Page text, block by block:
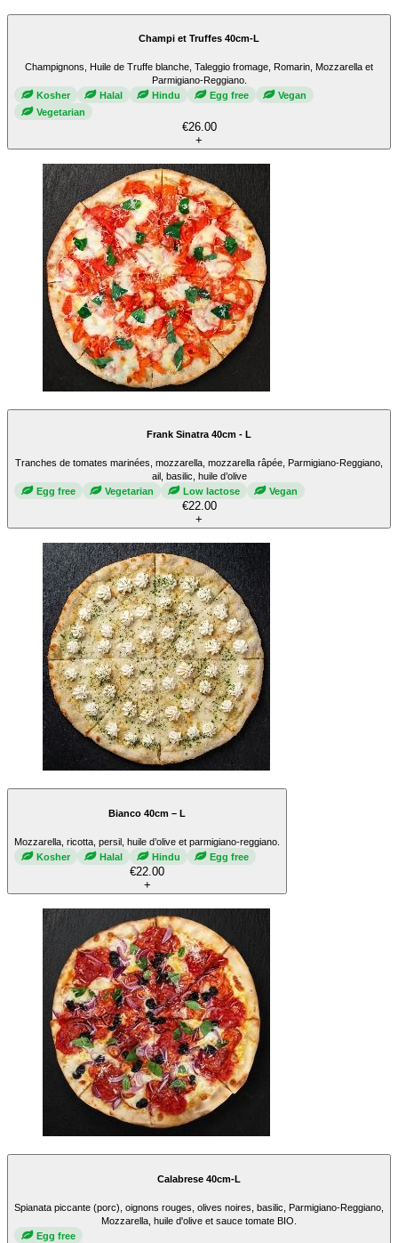
Champi et Truffes 40cm-L
Champignons, Huile de Truffe blanche, Taleggio fromage, Romarin, Mozzarella et
Parmigiano-Reggiano.
Kosher
Halal Hindu Egg free
Vegan
Vegetarian
€26.00
+
Frank Sinatra 40cm - L
Tranches de tomates marinées, mozzarella, mozzarella râpée, Parmigiano-Reggiano,
ail, basilic, huile d’olive
Egg free
Vegetarian Low lactose Vegan
€22.00
+
Bianco 40cm – L
Mozzarella, ricotta, persil, huile d’olive et parmigiano-reggiano.
Kosher
Halal Hindu Egg free
€22.00
+
Calabrese 40cm-L
Spianata piccante (porc), oignons rouges, olives noires, basilic, Parmigiano-Reggiano,
Mozzarella, huile d'olive et sauce tomate BIO.
Egg free